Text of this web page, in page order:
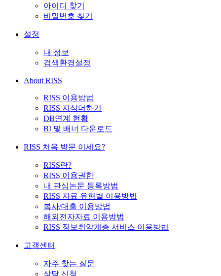
아이디 찾기
비밀번호 찾기
설정
내 정보
검색환경설정
About RISS
RISS 이용방법
RISS 지식더하기
DB연계 현황
BI 및 배너 다운로드
RISS 처음 방문 이세요?
RISS란?
RISS 이용권한
내 관심논문 등록방법
RISS 자료 유형별 이용방법
복사/대출 이용방법
해외전자자료 이용방법
RISS 정보취약계층 서비스 이용방법
고객센터
자주 찾는 질문
상담 신청